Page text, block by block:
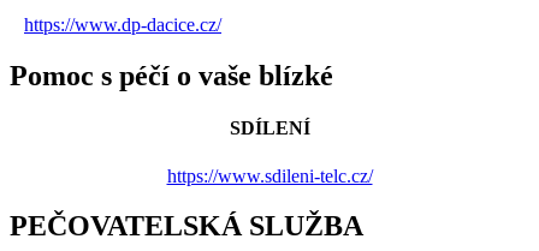
https://www.dp-dacice.cz/
Pomoc s péčí o vaše blízké
SDÍLENÍ
https://www.sdileni-telc.cz/
PEČOVATELSKÁ SLUŽBA